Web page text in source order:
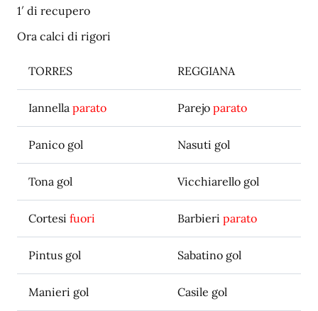
1′ di recupero
Ora calci di rigori
TORRES REGGIANA
Iannella parato Parejo parato
Panico gol Nasuti gol
Tona gol Vicchiarello gol
Cortesi fuori Barbieri parato
Pintus gol Sabatino gol
Manieri gol Casile gol